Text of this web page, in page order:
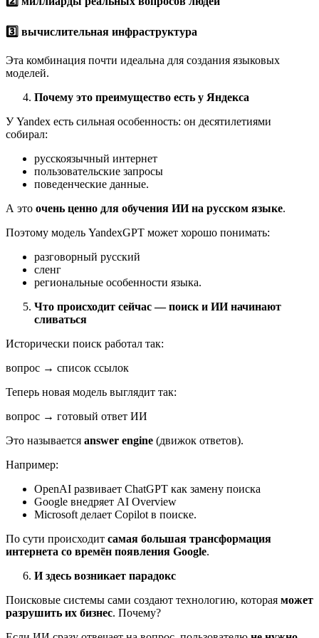
3️ вычислительная инфраструктура
Эта комбинация почти идеальна для создания языковых
моделей.
Почему это преимущество есть у Яндекса
У Yandex есть сильная особенность: он десятилетиями
собирал:
русскоязычный интернет
пользовательские запросы
поведенческие данные.
А это очень ценно для обучения ИИ на русском языке.
Поэтому модель YandexGPT может хорошо понимать:
разговорный русский
сленг
региональные особенности языка.
Что происходит сейчас — поиск и ИИ начинают
сливаться
Исторически поиск работал так:
вопрос → список ссылок
Теперь новая модель выглядит так:
вопрос → готовый ответ ИИ
Это называется answer engine (движок ответов).
Например:
OpenAI развивает ChatGPT как замену поиска
Google внедряет AI Overview
Microsoft делает Copilot в поиске.
По сути происходит самая большая трансформация
интернета со времён появления Google.
И здесь возникает парадокс
Поисковые системы сами создают технологию, которая может
разрушить их бизнес. Почему?